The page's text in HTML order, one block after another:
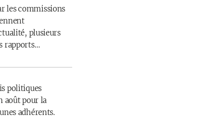
les commissions
plusieurs
rapports…
politiques
août pour la
adhérents.